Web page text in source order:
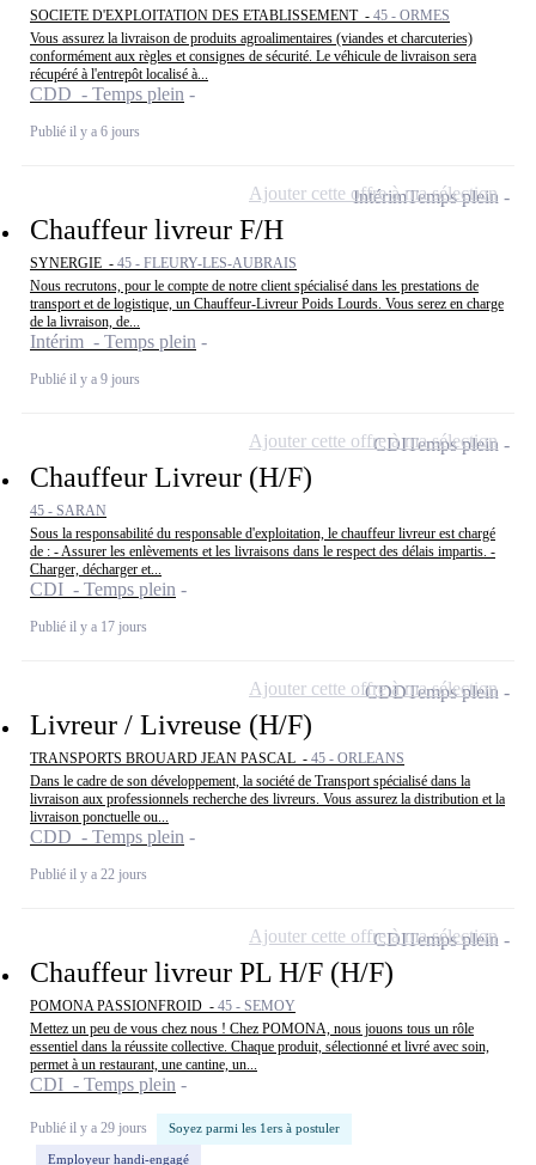
SOCIETE D'EXPLOITATION DES ETABLISSEMENT - 45 - ORMES
Vous assurez la livraison de produits agroalimentaires (viandes et charcuteries)
conformément aux règles et consignes de sécurité. Le véhicule de livraison sera
récupéré à l'entrepôt localisé à...
CDD - Temps plein
Publié il y a 6 jours
Chauffeur livreur F/H
SYNERGIE - 45 - FLEURY-LES-AUBRAIS
Nous recrutons, pour le compte de notre client spécialisé dans les prestations de
transport et de logistique, un Chauffeur-Livreur Poids Lourds. Vous serez en charge
de la livraison, de...
Intérim - Temps plein
Publié il y a 9 jours
IntérimTemps plein
Ajouter cette offre à ma sélection
Chauffeur Livreur (H/F)
45 - SARAN
Sous la responsabilité du responsable d'exploitation, le chauffeur livreur est chargé
de : - Assurer les enlèvements et les livraisons dans le respect des délais impartis. -
Charger, décharger et...
CDI - Temps plein
Publié il y a 17 jours
CDITemps plein
Ajouter cette offre à ma sélection
Livreur / Livreuse (H/F)
TRANSPORTS BROUARD JEAN PASCAL - 45 - ORLEANS
Dans le cadre de son développement, la société de Transport spécialisé dans la
livraison aux professionnels recherche des livreurs. Vous assurez la distribution et la
livraison ponctuelle ou...
CDD - Temps plein
Publié il y a 22 jours
CDDTemps plein
Ajouter cette offre à ma sélection
Chauffeur livreur PL H/F (H/F)
POMONA PASSIONFROID - 45 - SEMOY
Mettez un peu de vous chez nous ! Chez POMONA, nous jouons tous un rôle
essentiel dans la réussite collective. Chaque produit, sélectionné et livré avec soin,
permet à un restaurant, une cantine, un...
CDI - Temps plein
Publié il y a 29 jours Soyez parmi les 1ers à postuler
Employeur handi-engagé
CDITemps plein
Ajouter cette offre à ma sélection